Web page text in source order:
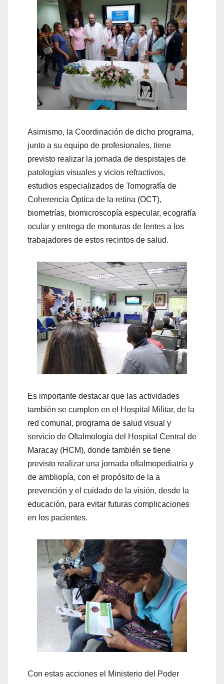
Asimismo, la Coordinación de dicho programa,
junto a su equipo de profesionales, tiene
previsto realizar la jornada de despistajes de
patologías visuales y vicios refractivos,
estudios especializados de Tomografía de
Coherencia Óptica de la retina (OCT),
biometrías, biomicroscopía especular, ecografía
ocular y entrega de monturas de lentes a los
trabajadores de estos recintos de salud.
Es importante destacar que las actividades
también se cumplen en el Hospital Militar, de la
red comunal, programa de salud visual y
servicio de Oftalmología del Hospital Central de
Maracay (HCM), donde también se tiene
previsto realizar una jornada oftalmopediatría y
de ambliopía, con el propósito de la a
prevención y el cuidado de la visión, desde la
educación, para evitar futuras complicaciones
en los pacientes.
Con estas acciones el Ministerio del Poder